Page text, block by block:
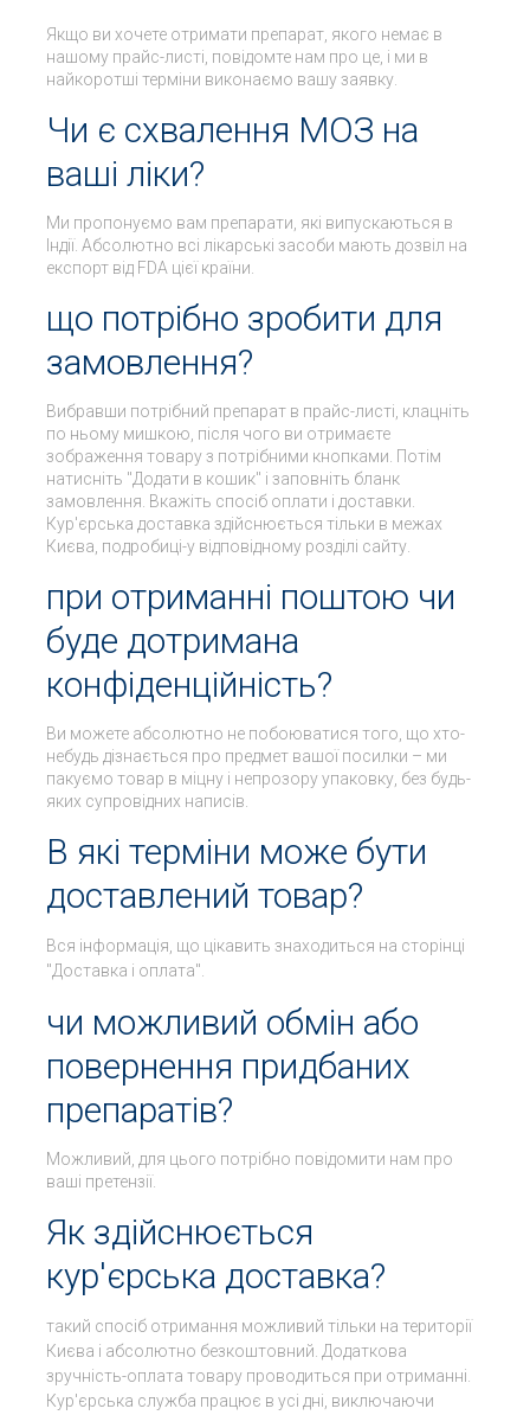
Якщо ви хочете отримати препарат, якого немає в
нашому прайс-листі, повідомте нам про це, і ми в
найкоротші терміни виконаємо вашу заявку.
Чи є схвалення МОЗ на
ваші ліки?
Ми пропонуємо вам препарати, які випускаються в
Індії. Абсолютно всі лікарські засоби мають дозвіл на
експорт від FDA цієї країни.
що потрібно зробити для
замовлення?
Вибравши потрібний препарат в прайс-листі, клацніть
по ньому мишкою, після чого ви отримаєте
зображення товару з потрібними кнопками. Потім
натисніть "Додати в кошик" і заповніть бланк
замовлення. Вкажіть спосіб оплати і доставки.
Кур'єрська доставка здійснюється тільки в межах
Києва, подробиці-у відповідному розділі сайту.
при отриманні поштою чи
буде дотримана
конфіденційність?
Ви можете абсолютно не побоюватися того, що хто-
небудь дізнається про предмет вашої посилки – ми
пакуємо товар в міцну і непрозору упаковку, без будь-
яких супровідних написів.
В які терміни може бути
доставлений товар?
Вся інформація, що цікавить знаходиться на сторінці
"Доставка і оплата".
чи можливий обмін або
повернення придбаних
препаратів?
Можливий, для цього потрібно повідомити нам про
ваші претензії.
Як здійснюється
кур'єрська доставка?
такий спосіб отримання можливий тільки на території
Києва і абсолютно безкоштовний. Додаткова
зручність-оплата товару проводиться при отриманні.
Кур'єрська служба працює в усі дні, виключаючи